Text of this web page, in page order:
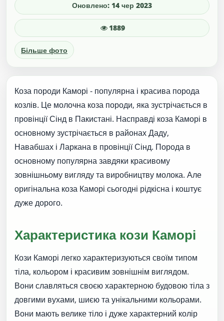
Оновлено: 14 чер 2023
1889
Більше фото
Коза породи Каморі - популярна і красива порода
козлів. Це молочна коза породи, яка зустрічається в
провінції Сінд в Пакистані. Насправді коза Каморі в
основному зустрічається в районах Даду,
Навабшах і Ларкана в провінції Сінд. Порода в
основному популярна завдяки красивому
зовнішньому вигляду та виробництву молока. Але
оригінальна коза Каморі сьогодні рідкісна і коштує
дуже дорого.
Характеристика кози Каморі
Кози Каморі легко характеризуються своїм типом
тіла, кольором і красивим зовнішнім виглядом.
Вони славляться своєю характерною будовою тіла з
довгими вухами, шиєю та унікальними кольорами.
Вони мають велике тіло і дуже характерний колір